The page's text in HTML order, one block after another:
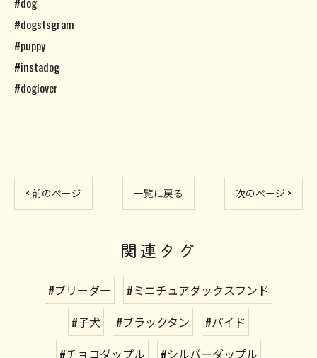
#dogstsgram
#puppy
#instadog
#doglover
< 前のページ 一覧に戻る 次のページ >
関連タグ
#ブリーダー
#ミニチュアダックスフンド
#子犬
#ブラックタン
#パイド
#チョコダップル
#シルバーダップル